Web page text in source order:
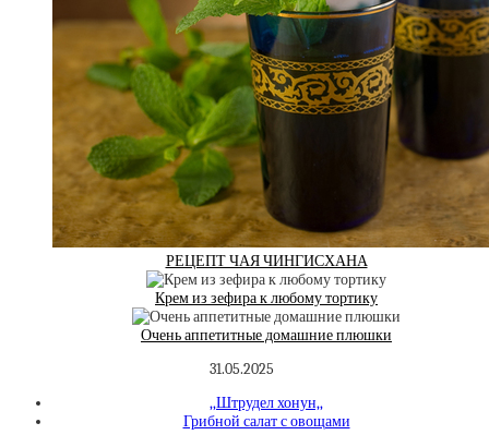
РЕЦЕПТ ЧАЯ ЧИНГИСХАНА
Крем из зефира к любому тортику
Очень аппетитные домашние плюшки
31.05.2025
,,Штрудел хонун,,
Грибной салат с овощами